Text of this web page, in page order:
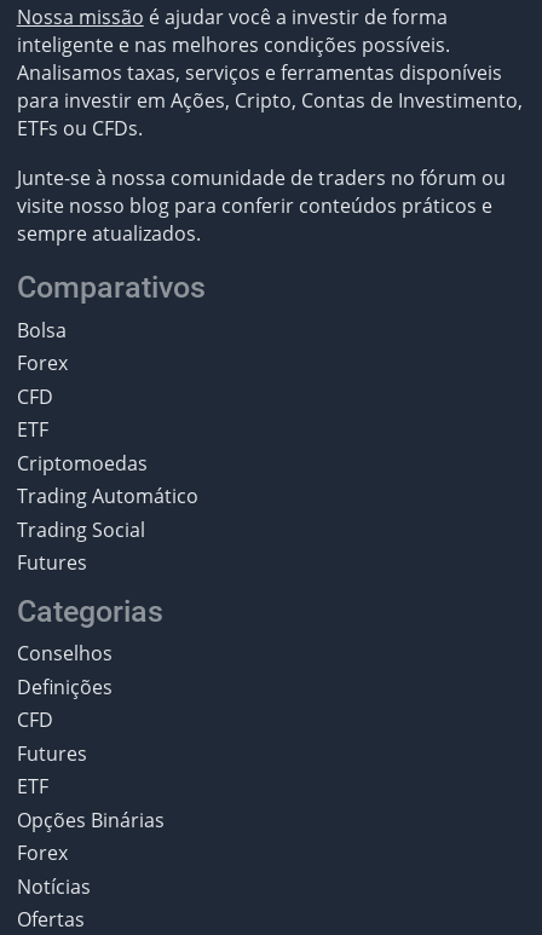
Nossa missão é ajudar você a investir de forma
inteligente e nas melhores condições possíveis.
Analisamos taxas, serviços e ferramentas disponíveis
para investir em Ações, Cripto, Contas de Investimento,
ETFs ou CFDs.
Junte-se à nossa comunidade de traders no fórum ou
visite nosso blog para conferir conteúdos práticos e
sempre atualizados.
Comparativos
Bolsa
Forex
CFD
ETF
Criptomoedas
Trading Automático
Trading Social
Futures
Categorias
Conselhos
Definições
CFD
Futures
ETF
Opções Binárias
Forex
Notícias
Ofertas